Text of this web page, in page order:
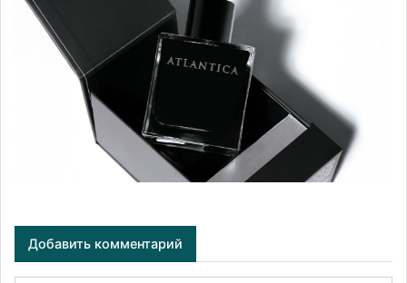
Добавить комментарий